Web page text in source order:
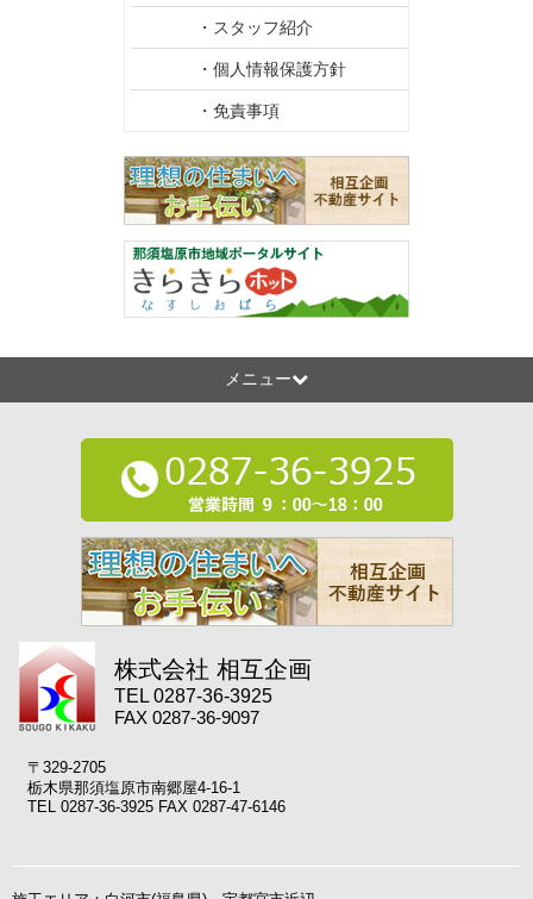
・スタッフ紹介
・個人情報保護方針
・免責事項
メニュー
株式会社 相互企画
TEL 0287-36-3925
FAX 0287-36-9097
〒329-2705
栃木県那須塩原市南郷屋4-16-1
TEL 0287-36-3925 FAX 0287-47-6146